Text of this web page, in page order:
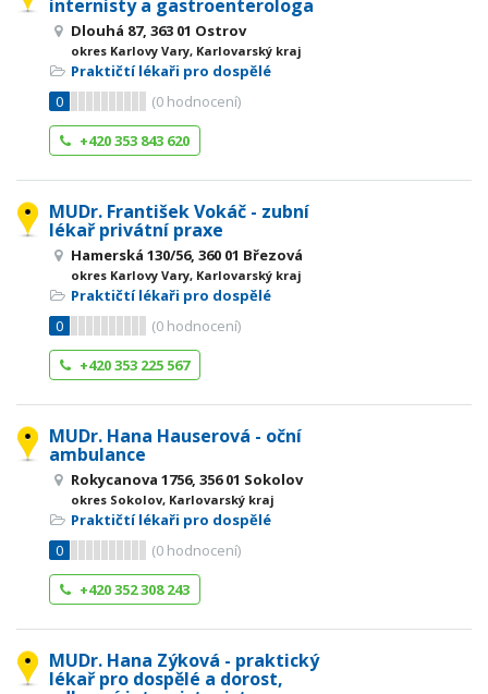
internisty a gastroenterologa
Dlouhá 87, 363 01 Ostrov
okres Karlovy Vary, Karlovarský kraj
Praktičtí lékaři pro dospělé
0
(0 hodnocení)
+420 353 843 620
MUDr. František Vokáč - zubní
lékař privátní praxe
Hamerská 130/56, 360 01 Březová
okres Karlovy Vary, Karlovarský kraj
Praktičtí lékaři pro dospělé
0
(0 hodnocení)
+420 353 225 567
MUDr. Hana Hauserová - oční
ambulance
Rokycanova 1756, 356 01 Sokolov
okres Sokolov, Karlovarský kraj
Praktičtí lékaři pro dospělé
0
(0 hodnocení)
+420 352 308 243
MUDr. Hana Zýková - praktický
lékař pro dospělé a dorost,